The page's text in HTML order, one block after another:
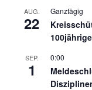
AUG.
22
Ganztägig
SEP.
1
0:00